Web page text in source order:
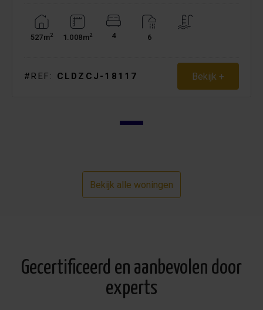
527m2 1.008m2 4 6
#REF: CLDZCJ-18117 Bekijk +
Bekijk alle woningen
Gecertificeerd en aanbevolen door
experts